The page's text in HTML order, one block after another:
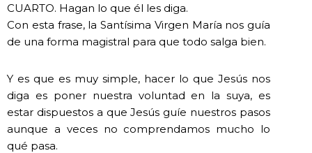
CUARTO. Hagan lo que él les diga.
Con esta frase, la Santísima Virgen María nos guía
de una forma magistral para que todo salga bien.
Y es que es muy simple, hacer lo que Jesús nos
diga es poner nuestra voluntad en la suya, es
estar dispuestos a que Jesús guíe nuestros pasos
aunque a veces no comprendamos mucho lo
qué pasa.